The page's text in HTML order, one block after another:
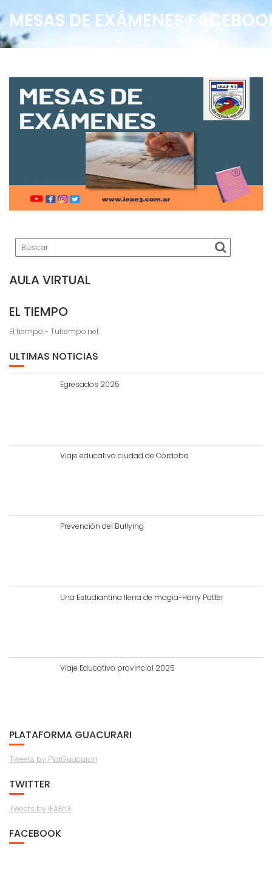
MESAS DE EXÁMENES
AULA VIRTUAL
EL TIEMPO
El tiempo - Tutiempo.net
ULTIMAS NOTICIAS
Egresados 2025
Viaje educativo ciudad de Córdoba
Prevención del Bullying
Una Estudiantina llena de magia-Harry Potter
Viaje Educativo provincial 2025
PLATAFORMA GUACURARI
Tweets by PlatGuacurari
TWITTER
Tweets by IEAEn3
FACEBOOK